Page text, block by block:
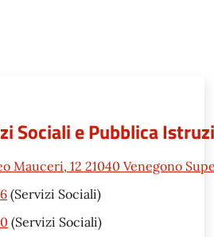
Sociali e Pubblica
Mauceri, 12 21040 Venegono
(Servizi Sociali)
(Servizi Sociali)